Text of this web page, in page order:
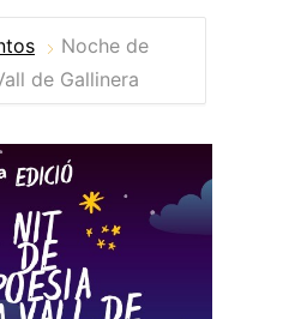
Noche de
de Gallinera